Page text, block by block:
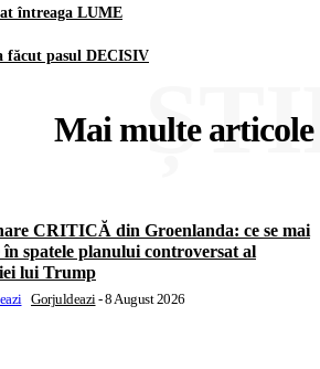
întreaga LUME
făcut pasul DECISIV
Mai multe articole
CRITICĂ din Groenlanda: ce se mai
în spatele planului controversat al
lui Trump
Gorjuldeazi -8 August 2026